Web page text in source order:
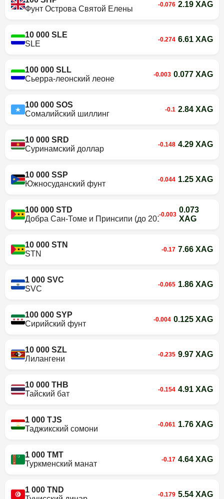
Фунт Острова Святой Елены
-0.076 2.19 XAG
10 000 SLE
SLE
-0.274 6.61 XAG
100 000 SLL
Сьерра-леонский леоне
-0.003 0.077 XAG
100 000 SOS
Сомалийский шиллинг
-0.1 2.84 XAG
10 000 SRD
Суринамский доллар
-0.148 4.29 XAG
10 000 SSP
Южносуданский фунт
-0.044 1.25 XAG
100 000 STD
Добра Сан-Томе и Принсипи (до 2018 г.)
-0.003
0.073
XAG
10 000 STN
STN
-0.17 7.66 XAG
1 000 SVC
SVC
-0.065 1.86 XAG
100 000 SYP
Сирийский фунт
-0.004 0.125 XAG
10 000 SZL
Лилангени
-0.235 9.97 XAG
10 000 THB
Тайский бат
-0.154 4.91 XAG
1 000 TJS
Таджикский сомони
-0.061 1.76 XAG
1 000 TMT
Туркменский манат
-0.17 4.64 XAG
1 000 TND
-0.179 5.54 XAG